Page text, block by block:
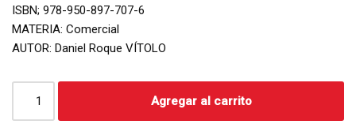
ISBN; 978-950-897-707-6
MATERIA: Comercial
AUTOR: Daniel Roque VÍTOLO
Agregar al carrito